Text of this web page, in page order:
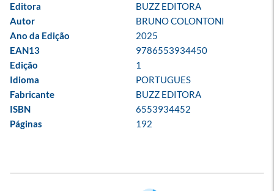
Editora
BUZZ EDITORA
Autor
BRUNO COLONTONI
Ano da Edição
2025
EAN13
9786553934450
Edição
1
Idioma
PORTUGUES
Fabricante
BUZZ EDITORA
ISBN
6553934452
Páginas
192